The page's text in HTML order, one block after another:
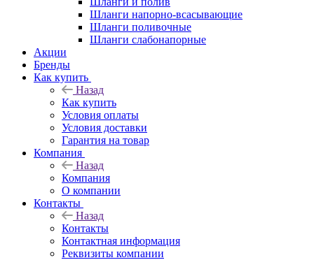
Шланги напорно-всасывающие
Шланги поливочные
Шланги слабонапорные
Акции
Бренды
Как купить
Назад
Как купить
Условия оплаты
Условия доставки
Гарантия на товар
Компания
Назад
Компания
О компании
Контакты
Назад
Контакты
Контактная информация
Реквизиты компании